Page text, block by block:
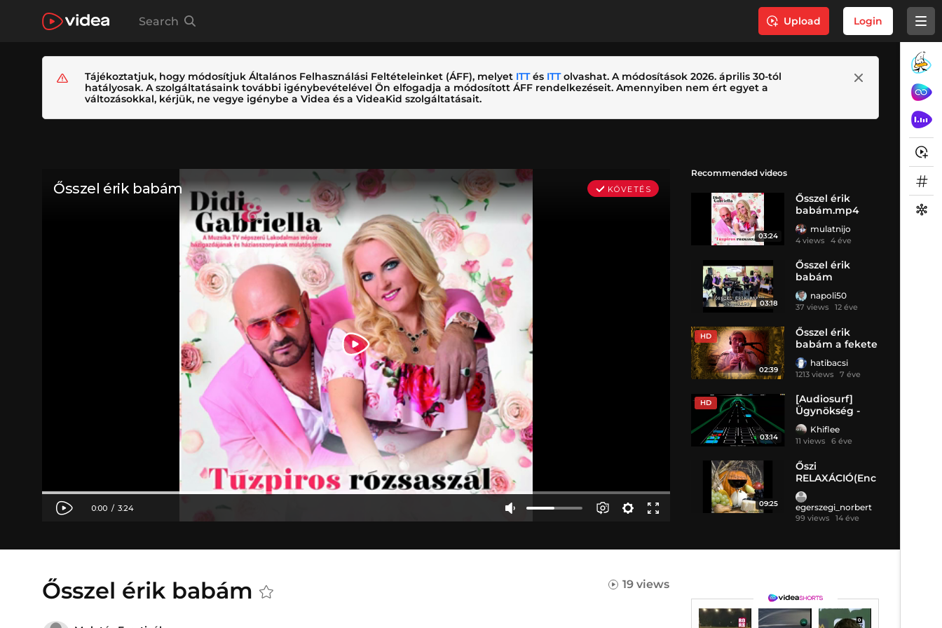
Search Upload Login
Tájékoztatjuk, hogy módosítjuk Általános Felhasználási Feltételeinket (ÁFF), melyet ITTés ITTolvashat. A módosítások 2026. április 30-tól
hatályosak. A szolgáltatásaink további igénybevételével Ön elfogadja a módosított ÁFF rendelkezéseit. Amennyiben nem ért egyet a
változásokkal, kérjük, ne vegye igénybe a Videa és a VideaKid szolgáltatásait.
Recommended videos
03:24
Ősszel érik
babám.mp4
mulatnijo
4 views 4 éve
03:18
Ősszel érik
babám
napoli50
37 views 12 éve
HD
02:39
Ősszel érik
babám a fekete
szőlő_Házunk
előtthatibacsi
1213 views 7 éve
HD
03:14
[Audiosurf]
Ügynökség -
Véget ért a nyár
Khiflee
11 views 6 éve
09:25
Őszi
RELAXÁCIÓ(Enc
hanted Journ
egerszegi_norbert
99 views 14 éve
Ősszel érik babám 19 views